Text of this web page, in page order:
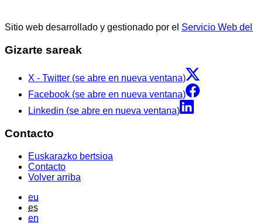
Sitio web desarrollado y gestionado por el Servicio Web
Gizarte sareak
X - Twitter (se abre en nueva ventana)
Facebook (se abre en nueva ventana)
Linkedin (se abre en nueva ventana)
Contacto
Euskarazko bertsioa
Contacto
Volver arriba
eu
es
en